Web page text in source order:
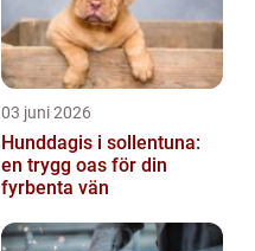
03 juni 2026
Hunddagis i sollentuna:
en trygg oas för din
fyrbenta vän